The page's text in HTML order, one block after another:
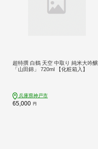
超特撰 白鶴 天空 中取り 純米大吟醸
「山田錦」 720ml 【化粧箱入】
兵庫県神戸市
65,000 円